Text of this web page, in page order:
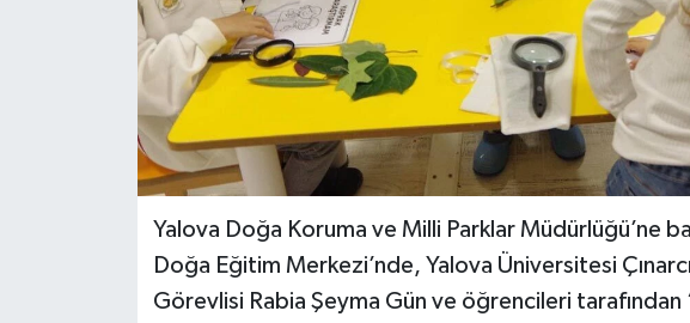
Yalova Doğa Koruma ve Milli Parklar Müdürlüğü’ne
Doğa Eğitim Merkezi’nde, Yalova Üniversitesi
Görevlisi Rabia Şeyma Gün ve öğrencileri